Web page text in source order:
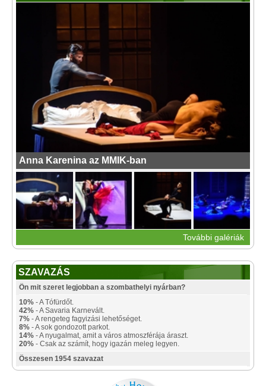
Anna Karenina az MMIK-ban
További galériák
SZAVAZÁS
Ön mit szeret legjobban a szombathelyi nyárban?
10% - A Tófürdőt.
42% - A Savaria Karnevált.
7% - A rengeteg fagyizási lehetőséget.
8% - A sok gondozott parkot.
14% - A nyugalmat, amit a város atmoszférája áraszt.
20% - Csak az számít, hogy igazán meleg legyen.
Összesen 1954 szavazat